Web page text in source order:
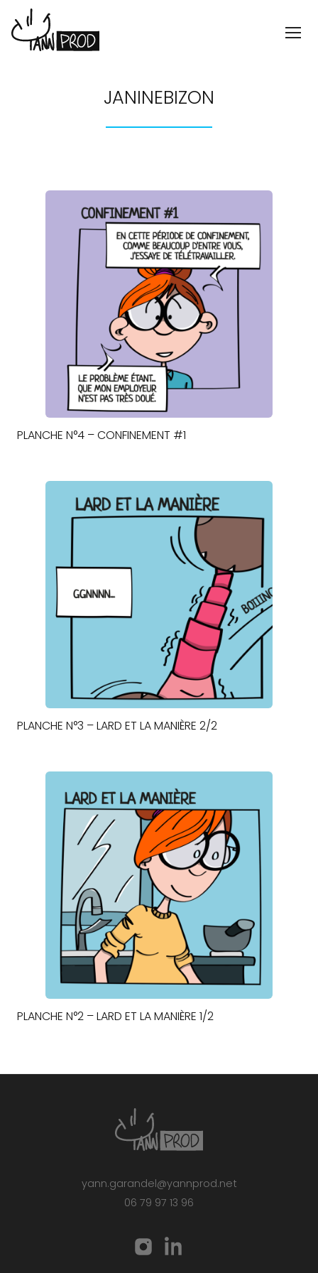
JANINEBIZON
PLANCHE N°4 – CONFINEMENT #1
PLANCHE N°3 – LARD ET LA MANIÈRE 2/2
PLANCHE N°2 – LARD ET LA MANIÈRE 1/2
yann.garandel@yannprod.net
06 79 97 13 96